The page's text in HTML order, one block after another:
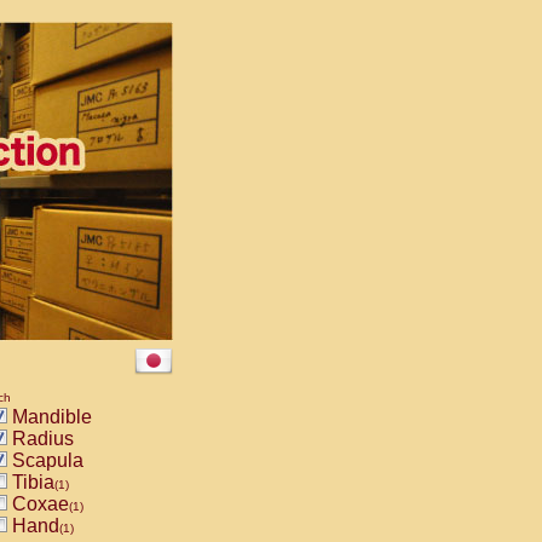
Mandible
Radius
Scapula
Tibia(1)
Coxae(1)
Hand(1)